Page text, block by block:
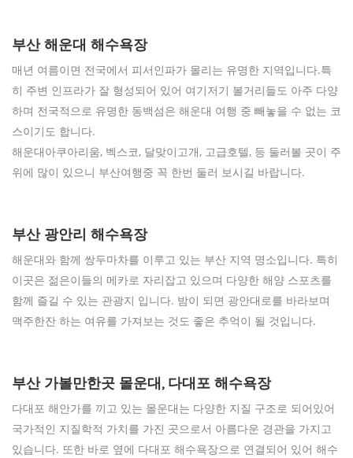
부산 해운대 해수욕장
매년 여름이면 전국에서 피서인파가 몰리는 유명한 지역입니다.특
히 주변 인프라가 잘 형성되어 있어 여기저기 볼거리들도 아주 다양
하며 전국적으로 유명한 동백섬은 해운대 여행 중 빼놓을 수 없는 코
스이기도 합니다.
해운대아쿠아리움, 벡스코, 달맞이고개, 고급호텔, 등 둘러볼 곳이 주
위에 많이 있으니 부산여행중 꼭 한번 둘러 보시길 바랍니다.
부산 광안리 해수욕장
해운대와 함께 쌍두마차를 이루고 있는 부산 지역 명소입니다. 특히
이곳은 젊은이들의 메카로 자리잡고 있으며 다양한 해양 스포츠를
함께 즐길 수 있는 관광지 입니다. 밤이 되면 광안대로를 바라보며
맥주한잔 하는 여유를 가져보는 것도 좋은 추억이 될 것입니다.
부산 가볼만한곳 몰운대, 다대포 해수욕장
다대포 해안가를 끼고 있는 몰운대는 다양한 지질 구조로 되어있어
국가적인 지질학적 가치를 가진 곳으로서 아름다운 경관을 가지고
있습니다. 또한 바로 옆에 다대포 해수욕장으로 연결되어 있어 해수